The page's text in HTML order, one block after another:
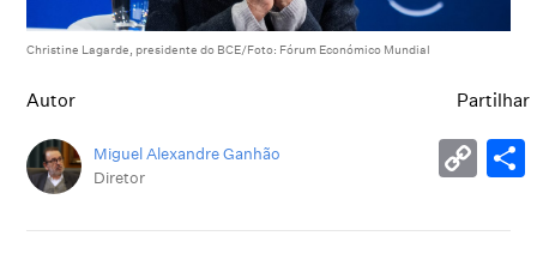
Christine Lagarde, presidente do BCE/Foto: Fórum Económico Mundial
Autor
Miguel Alexandre Ganhão
Diretor
Partilhar